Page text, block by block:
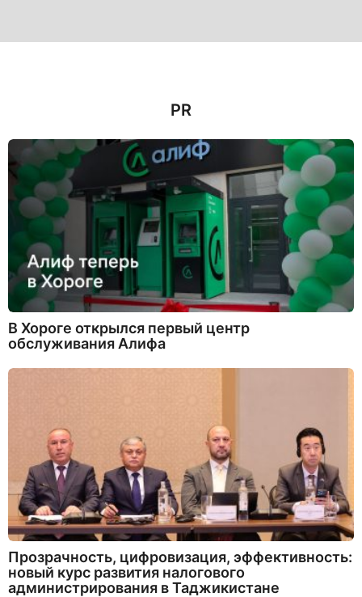
PR
В Хороге открылся первый центр
обслуживания Алифа
Прозрачность, цифровизация, эффективность:
новый курс развития налогового
администрирования в Таджикистане